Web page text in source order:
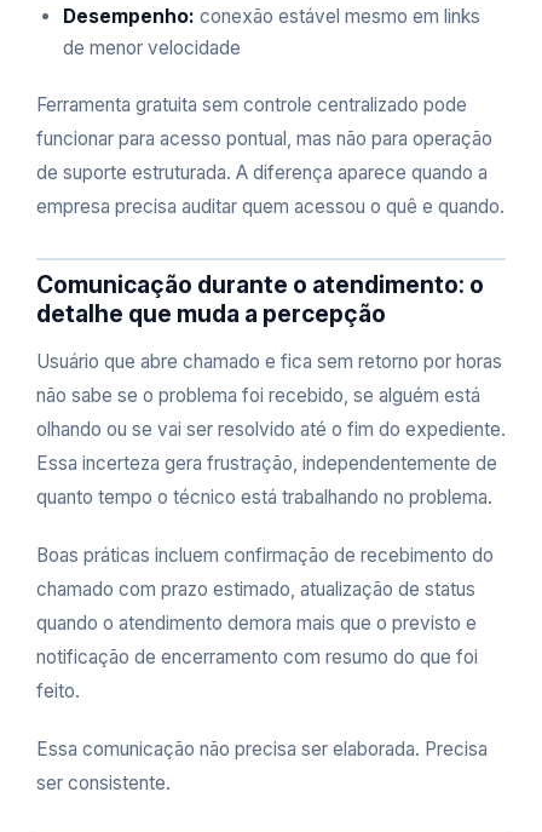
Desempenho: conexão estável mesmo em links
de menor velocidade
Ferramenta gratuita sem controle centralizado pode
funcionar para acesso pontual, mas não para operação
de suporte estruturada. A diferença aparece quando a
empresa precisa auditar quem acessou o quê e quando.
Comunicação durante o atendimento: o
detalhe que muda a percepção
Usuário que abre chamado e fica sem retorno por horas
não sabe se o problema foi recebido, se alguém está
olhando ou se vai ser resolvido até o fim do expediente.
Essa incerteza gera frustração, independentemente de
quanto tempo o técnico está trabalhando no problema.
Boas práticas incluem confirmação de recebimento do
chamado com prazo estimado, atualização de status
quando o atendimento demora mais que o previsto e
notificação de encerramento com resumo do que foi
feito.
Essa comunicação não precisa ser elaborada. Precisa
ser consistente.